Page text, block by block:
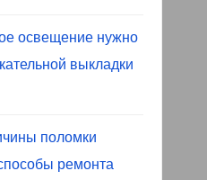
освещение нужно
выкладки
поломки
ремонта